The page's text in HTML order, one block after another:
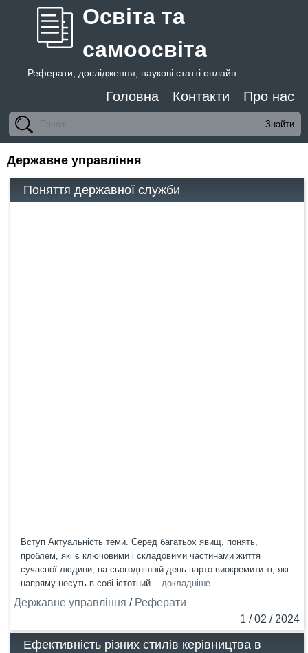
Освіта та
самоосвіта
Реферати, дослідження, наукові статті онлайн
Головна Контакти Про нас
Державне управління
Поняття державної служби
Вступ Актуальність теми. Серед багатьох явищ, понять,
проблем, які є ключовими і складовими частинами життя
сучасної людини, на сьогоднішній день варто виокремити ті, які
напряму несуть в собі істотний... докладніше
Державне управління / Реферати
1 / 02 / 2024
Ефективність різних стилів керівництва в